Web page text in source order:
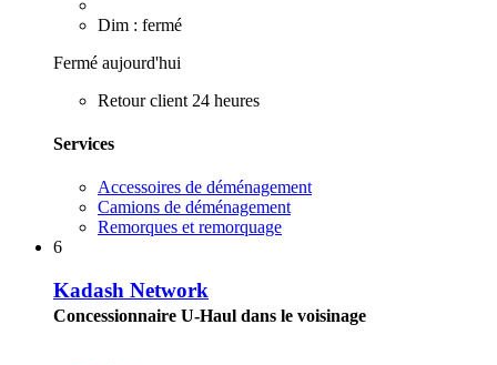
Dim : fermé
Fermé aujourd'hui
Retour client 24 heures
Services
Accessoires de déménagement
Camions de déménagement
Remorques et remorquage
6
Kadash Network
Concessionnaire U-Haul dans le voisinage